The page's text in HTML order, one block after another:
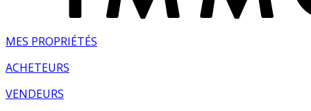
MES PROPRIÉTÉS
ACHETEURS
VENDEURS